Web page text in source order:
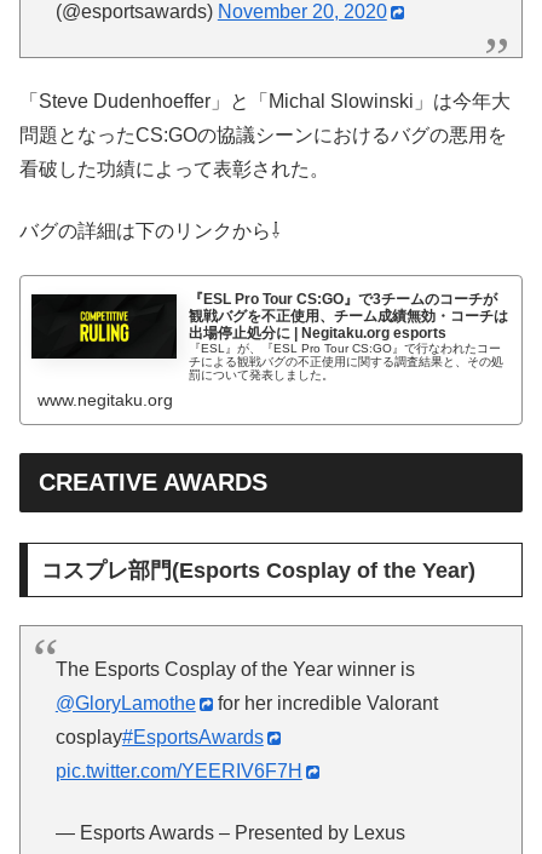
(@esportsawards) November 20, 2020
「Steve Dudenhoeffer」と「Michal Slowinski」は今年大
問題となったCS:GOの協議シーンにおけるバグの悪用を
看破した功績によって表彰された。
バグの詳細は下のリンクから⇩
『ESL Pro Tour CS:GO』で3チームのコーチが
観戦バグを不正使用、チーム成績無効・コーチは
出場停止処分に | Negitaku.org esports
『ESL』が、『ESL Pro Tour CS:GO』で行なわれたコー
チによる観戦バグの不正使用に関する調査結果と、その処
罰について発表しました。
www.negitaku.org
CREATIVE AWARDS
コスプレ部門(Esports Cosplay of the Year)
The Esports Cosplay of the Year winner is
@GloryLamothe
for her incredible Valorant
cosplay#EsportsAwards
pic.twitter.com/YEERIV6F7H
— Esports Awards – Presented by Lexus